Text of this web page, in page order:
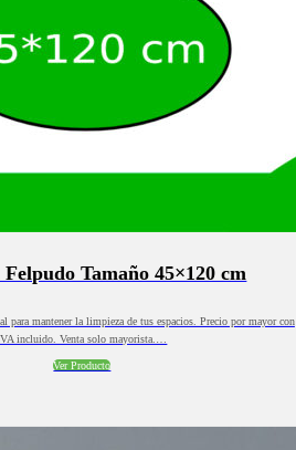
Tamaño 45×120 cm
para mantener la limpieza de tus espacios. Precio por mayor con
incluido. Venta solo mayorista.…
Ver Producto